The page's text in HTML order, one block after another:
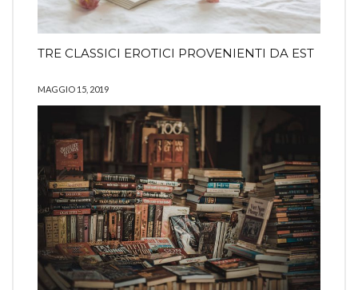
TRE CLASSICI EROTICI PROVENIENTI DA EST
MAGGIO 15, 2019